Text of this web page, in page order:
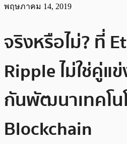
พฤษภาคม 14, 2019
จริงหรือไม่? ที่
Ripple ไม่ใช่คู่แ
กันพัฒนาเทคโน
Blockchain